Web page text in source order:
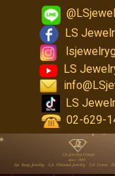
LS
LS
LS
02-629-